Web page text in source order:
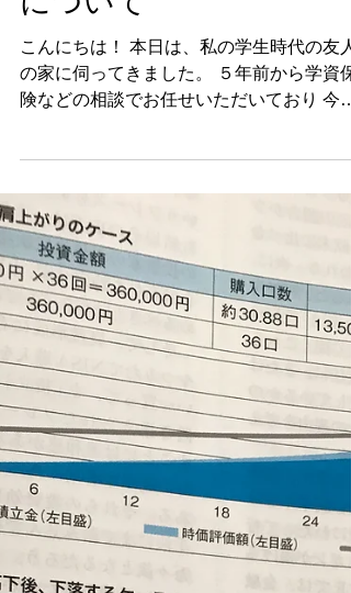
将来の積立投資の必要性
について
こんにちは！ 本日は、私の学生時代の友人
た。 素敵な旦那様は、ご友人も外貨建て保
険やNISAを始めており、 将来の積立の必
性や情報を知っている方です。...